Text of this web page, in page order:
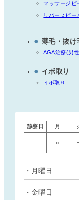
マッサージピ
リバースピー
● 薄毛・抜け
AGA治療(男
● イボ取り
イボ取り
診察日 月
○
・月曜日
・金曜日